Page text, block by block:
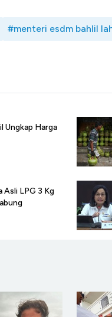
#menteri esdm bahlil
Ungkap Harga
Asli LPG 3 Kg